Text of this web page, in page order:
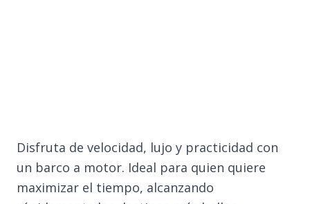
Disfruta de velocidad, lujo y practicidad con
un barco a motor. Ideal para quien quiere
maximizar el tiempo, alcanzando